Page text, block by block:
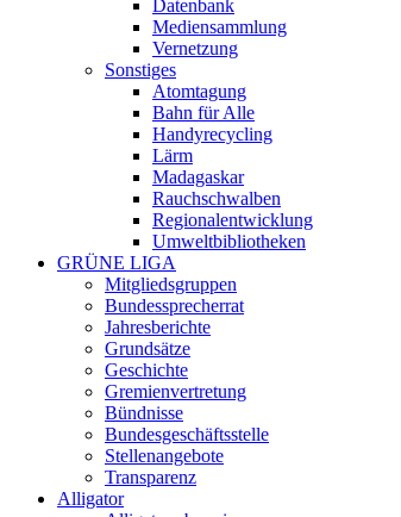
Datenbank
Mediensammlung
Vernetzung
Sonstiges
Atomtagung
Bahn für Alle
Handyrecycling
Lärm
Madagaskar
Rauchschwalben
Regionalentwicklung
Umweltbibliotheken
GRÜNE LIGA
Mitgliedsgruppen
Bundessprecherrat
Jahresberichte
Grundsätze
Geschichte
Gremienvertretung
Bündnisse
Bundesgeschäftsstelle
Stellenangebote
Transparenz
Alligator